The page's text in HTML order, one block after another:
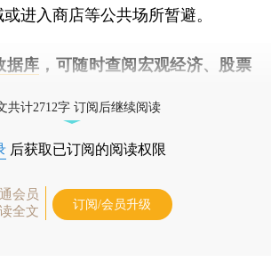
进入商店等公共场所暂避。
据库 ，可随时查阅宏观经济、股票
共计2712字 订阅后继续阅读
后获取已订阅的阅读权限
会员
全文
订阅/会员升级